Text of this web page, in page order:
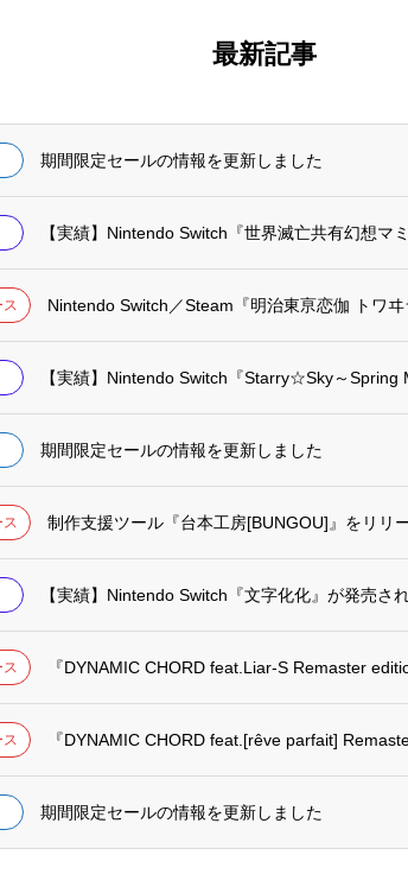
最新記事
期間限定セールの情報を更新しました
【実績】Nintendo Switch『世界滅亡共有幻想マ
ス Nintendo Switch／Steam『明治東亰恋伽 トワヰ
【実績】Nintendo Switch『Starry☆Sky～Spring
期間限定セールの情報を更新しました
ス 制作支援ツール『台本工房[BUNGOU]』をリリ
【実績】Nintendo Switch『文字化化』が発売され
ス 『DYNAMIC CHORD feat.Liar-S Remaster
ス 『DYNAMIC CHORD feat.[rêve parfait]
期間限定セールの情報を更新しました